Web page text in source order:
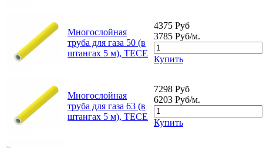
Многослойная
труба для газа 50 (в
штангах 5 м), TECE
4375 Руб
3785 Руб/м.
Купить
Многослойная
труба для газа 63 (в
штангах 5 м), TECE
7298 Руб
6203 Руб/м.
Купить